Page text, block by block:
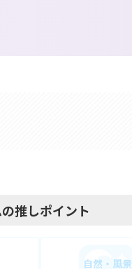
推しポイント
自然・風景